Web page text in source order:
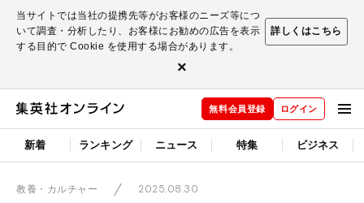
当サイトでは当社の提携先等がお客様のニーズ等につ
いて調査・分析したり、お客様にお勧めの広告を表示
する目的で Cookie を使用する場合があります。
詳しくはこちら
×
無料会員登録 ログイン
新着 ランキング ニュース 特集 ビジネス
教養・カルチャー
2025.08.30